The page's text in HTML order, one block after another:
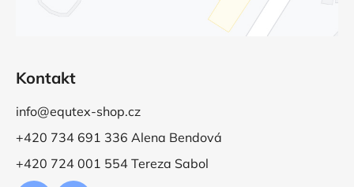
Kontakt
info@equtex-shop.cz
+420 734 691 336 Alena Bendová
+420 724 001 554 Tereza Sabol